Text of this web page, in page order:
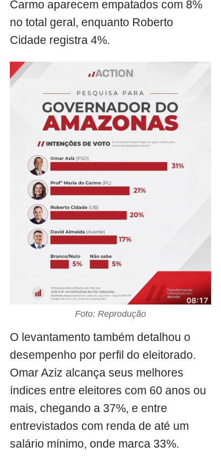
Carmo aparecem empatados com 8%
no total geral, enquanto Roberto
Cidade registra 4%.
Foto: Reprodução
O levantamento também detalhou o
desempenho por perfil do eleitorado.
Omar Aziz alcança seus melhores
índices entre eleitores com 60 anos ou
mais, chegando a 37%, e entre
entrevistados com renda de até um
salário mínimo, onde marca 33%.